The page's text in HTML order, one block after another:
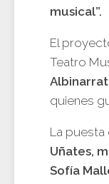
musical”.
El
Teatro
quienes
La puesta
Uñates,
Sofía